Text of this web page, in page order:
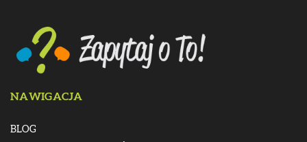
NAWIGACJA
BLOG